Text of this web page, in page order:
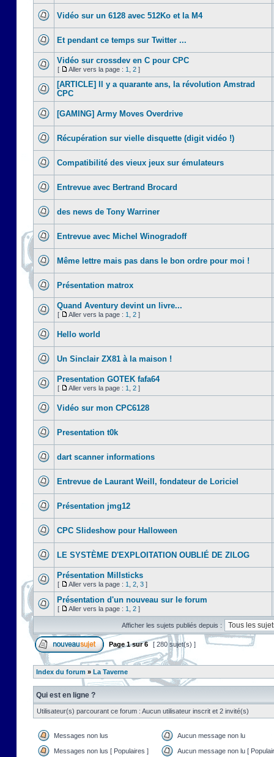
Vidéo sur un 6128 avec 512Ko et la M4
Et pendant ce temps sur Twitter ...
Vidéo sur crossdev en C pour CPC
[ Aller vers la page : 1 2 ]
[ARTICLE] Il y a quarante ans, la révolution Amstrad
CPC
[GAMING] Army Moves Overdrive
Récupération sur vielle disquette (digit vidéo !)
Compatibilité des vieux jeux sur émulateurs
Entrevue avec Bertrand Brocard
des news de Tony Warriner
Entrevue avec Michel Winogradoff
Même lettre mais pas dans le bon ordre pour moi !
Présentation matrox
Quand Aventury devint un livre...
[ Aller vers la page : 1 2 ]
Hello world
Un Sinclair ZX81 à la maison !
Presentation GOTEK fafa64
[ Aller vers la page : 1 2 ]
Vidéo sur mon CPC6128
Presentation t0k
dart scanner informations
Entrevue de Laurant Weill, fondateur de Loriciel
Présentation jmg12
CPC Slideshow pour Halloween
LE SYSTÈME D'EXPLOITATION OUBLIÉ DE ZILOG
Présentation Millsticks
[ Aller vers la page : 1 2 3 ]
Présentation d'un nouveau sur le forum
[ Aller vers la page : 1 2 ]
Afficher les sujets publiés depuis :
Page1sur6 [ 280 sujet(s) ]
Index du forum » La Taverne
Qui est en ligne ?
Utilisateur(s) parcourant ce forum : Aucun utilisateur inscrit et 2 invité(s)
Messages non lus Aucun message non lu
Messages non lus [ Populaires ] Aucun message non lu [